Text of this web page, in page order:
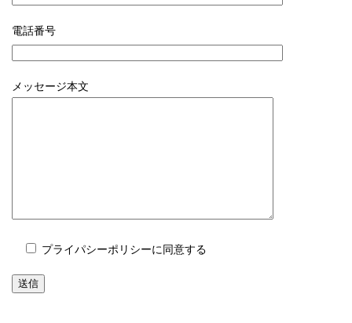
電話番号
メッセージ本文
プライパシーポリシーに同意する